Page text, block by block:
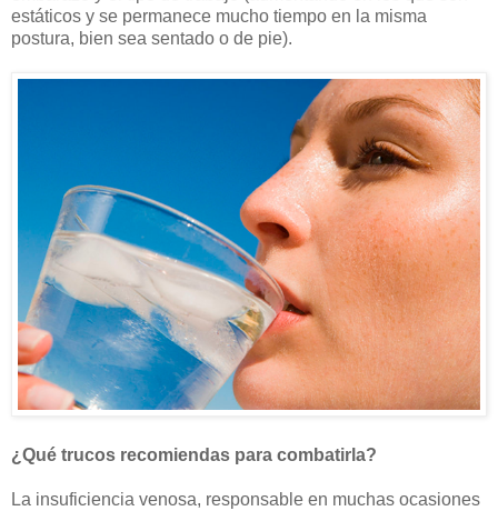
estáticos y se permanece mucho tiempo en la misma
postura, bien sea sentado o de pie).
¿Qué trucos recomiendas para combatirla?
La insuficiencia venosa, responsable en muchas ocasiones